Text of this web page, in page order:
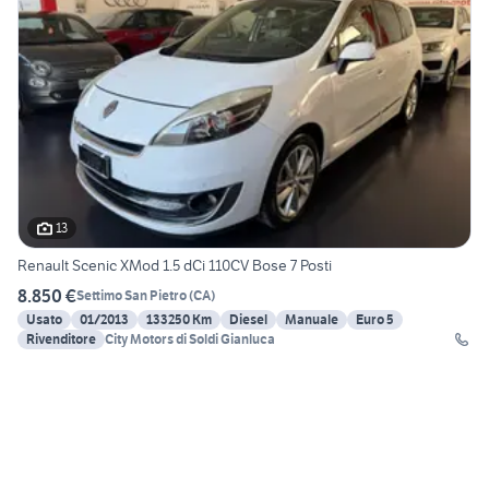
13
Renault Scenic XMod 1.5 dCi 110CV Bose 7 Posti
8.850 €Settimo San Pietro(CA)
Usato
01/2013 133250 Km Diesel Manuale
Euro 5
Rivenditore City Motors di Soldi Gianluca